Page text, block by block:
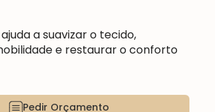
a suavizar o tecido,
e restaurar o conforto
Pedir Orçamento